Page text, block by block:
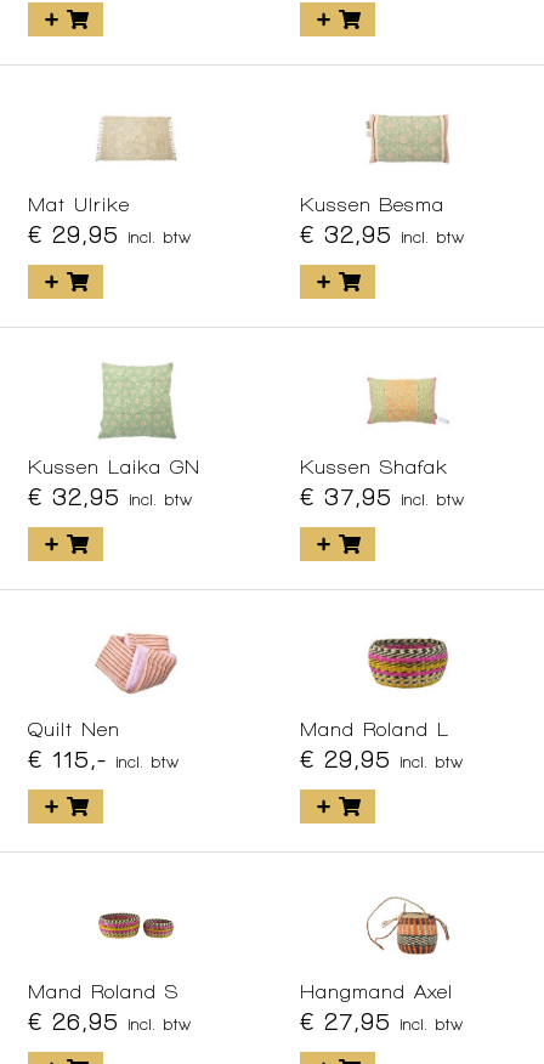
Mat Ulrike
€ 29,95 incl. btw
Kussen Besma
€ 32,95 incl. btw
Kussen Laika GN
€ 32,95 incl. btw
Kussen Shafak
€ 37,95 incl. btw
Quilt Nen
€ 115,- incl. btw
Mand Roland L
€ 29,95 incl. btw
Mand Roland S
€ 26,95 incl. btw
Hangmand Axel
€ 27,95 incl. btw